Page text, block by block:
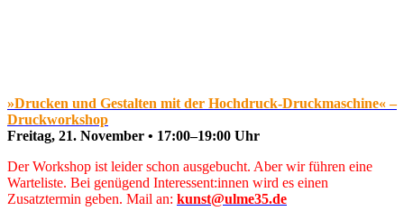
»Drucken und Gestalten mit der Hochdruck-Druckmaschine« –
Druckworkshop
Freitag, 21. November • 17:00–19:00 Uhr
Der Workshop ist leider schon ausgebucht. Aber wir führen eine
Warteliste. Bei genügend Interessent:innen wird es einen
Zusatztermin geben. Mail an: kunst@ulme35.de